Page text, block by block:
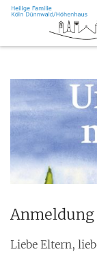
Zum Inhalt
Liebe Eltern,